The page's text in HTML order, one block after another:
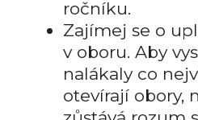
ročníku.
Zajímej se o
v oboru. Aby
nalákaly co
otevírají obory,